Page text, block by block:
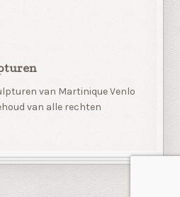
van Martinique Venlo
van alle rechten